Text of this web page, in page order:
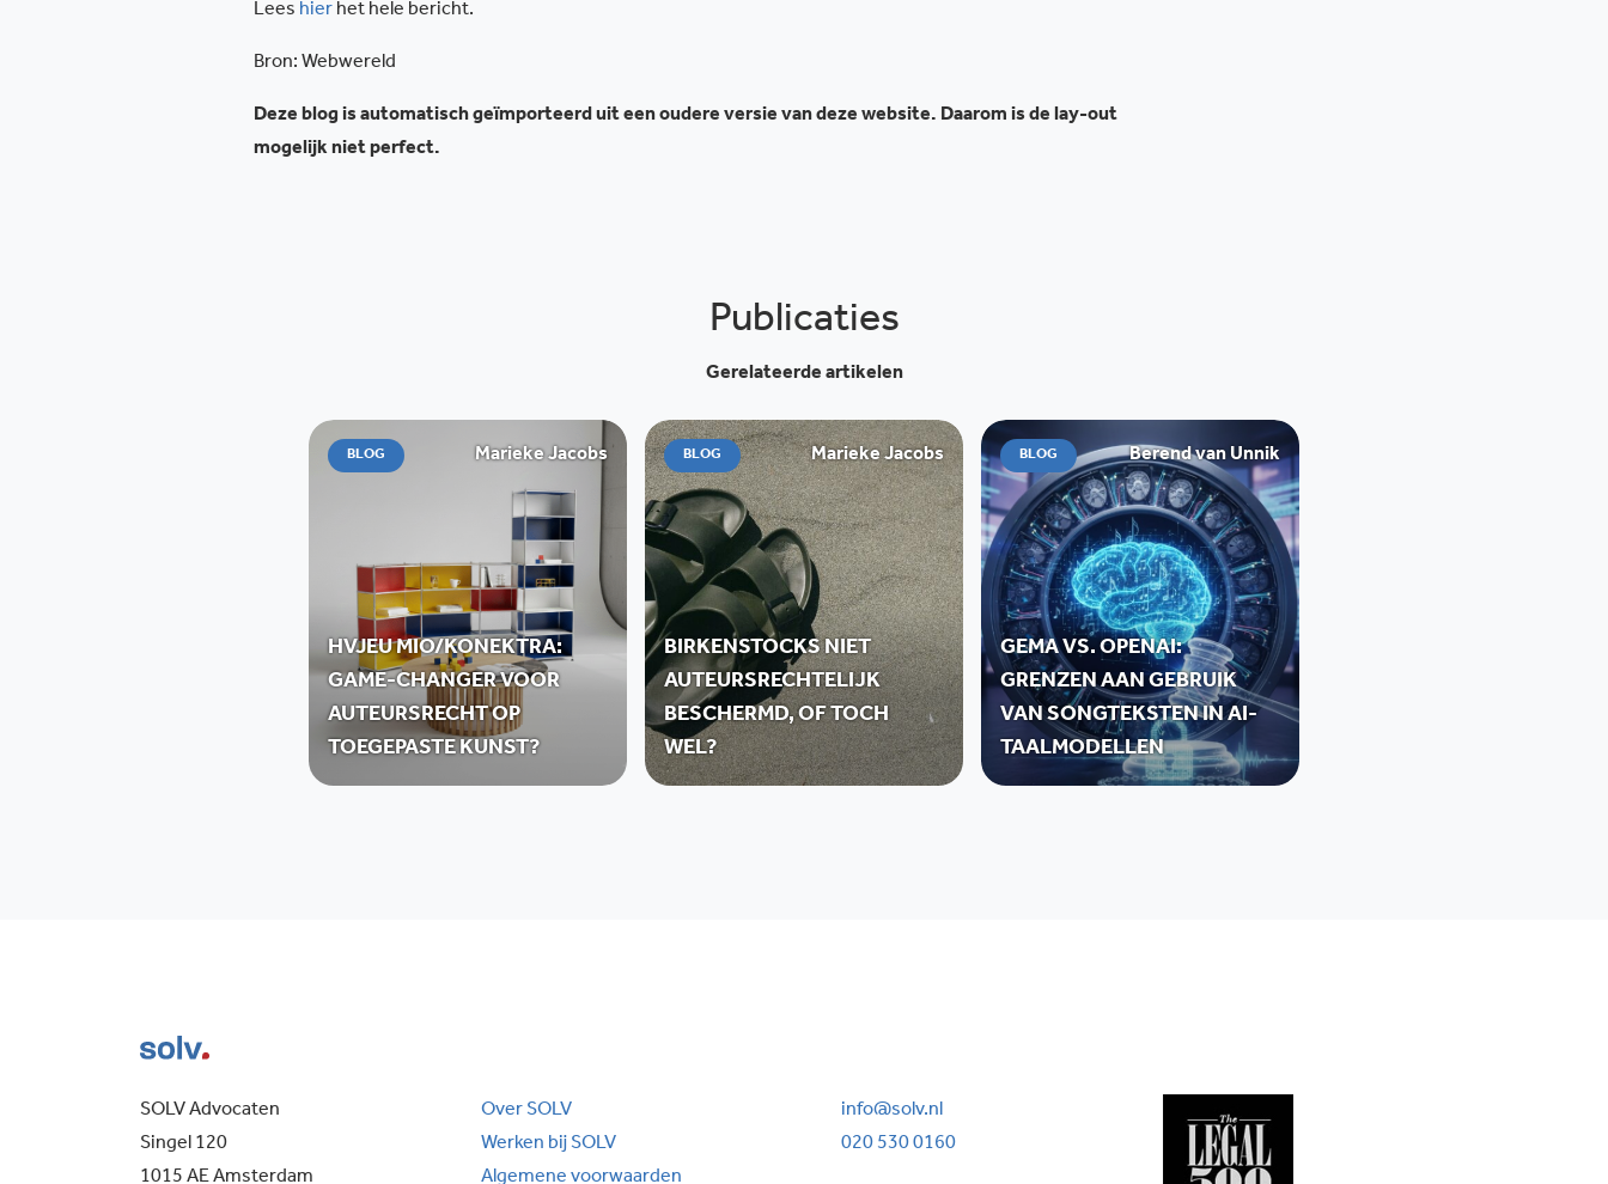
Lees hier het hele bericht.
Bron: Webwereld
Deze blog is automatisch geïmporteerd uit een oudere versie van deze website. Daarom is de lay-out
mogelijk niet perfect.
Publicaties
Gerelateerde artikelen
BLOG Marieke Jacobs
HVJEU MIO/KONEKTRA:
GAME-CHANGER VOOR
AUTEURSRECHT OP
TOEGEPASTE KUNST?
BLOG Marieke Jacobs
BIRKENSTOCKS NIET
AUTEURSRECHTELIJK
BESCHERMD, OF TOCH
WEL?
BLOG Berend van Unnik
GEMA VS. OPENAI:
GRENZEN AAN GEBRUIK
VAN SONGTEKSTEN IN AI-
TAALMODELLEN
SOLV Advocaten
Singel 120
1015 AE Amsterdam
Over SOLV
Werken bij SOLV
Algemene voorwaarden
info@solv.nl
020 530 0160